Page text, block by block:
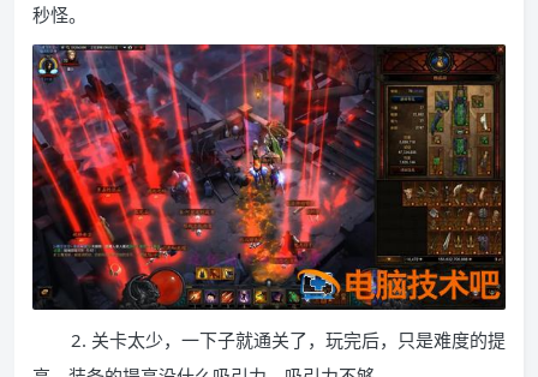
秒怪。
2. 关卡太少，一下子就通关了，玩完后，只是难度的提